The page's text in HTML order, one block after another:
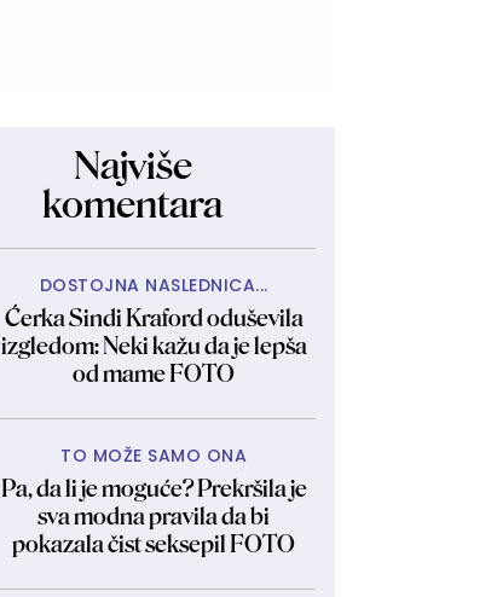
Najviše
komentara
DOSTOJNA NASLEDNICA...
Ćerka Sindi Kraford oduševila
izgledom: Neki kažu da je lepša
od mame FOTO
TO MOŽE SAMO ONA
Pa, da li je moguće? Prekršila je
sva modna pravila da bi
pokazala čist seksepil FOTO